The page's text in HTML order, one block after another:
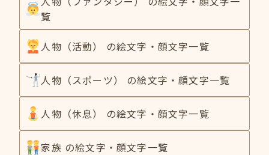
覧
人物（活動） の絵文字・顔文字一覧
人物（スポーツ） の絵文字・顔文字一覧
人物（休息） の絵文字・顔文字一覧
家族 の絵文字・顔文字一覧